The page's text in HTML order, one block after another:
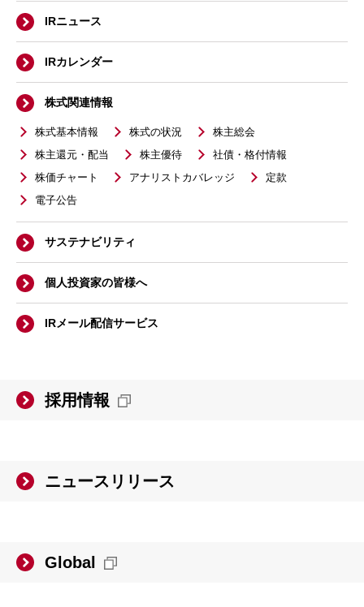
IRニュース
IRカレンダー
株式関連情報
株式基本情報 株式の状況
株主総会
株主還元・配当
株主優待
社債・格付情報
株価チャート
アナリストカバレッジ
定款
電子公告
サステナビリティ
個人投資家の皆様へ
IRメール配信サービス
採用情報
ニュースリリース
Global